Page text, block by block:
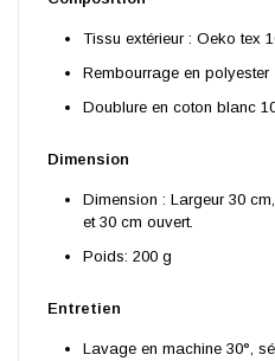
Tissu extérieur : Oeko tex
Rembourrage en polyester
Doublure en coton blanc
Dimension
Dimension : Largeur 30
et 30 cm ouvert.
Poids: 200 g
Entretien
Lavage en machine 30°,